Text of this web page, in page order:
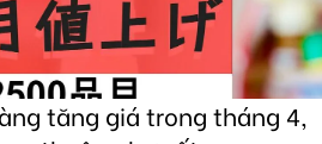
tăng giá trong tháng 4,